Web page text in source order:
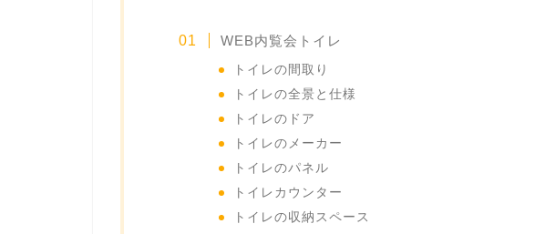
WEB内覧会トイレ
トイレの間取り
トイレの全景と仕様
トイレのドア
トイレのメーカー
トイレのパネル
トイレカウンター
トイレの収納スペース